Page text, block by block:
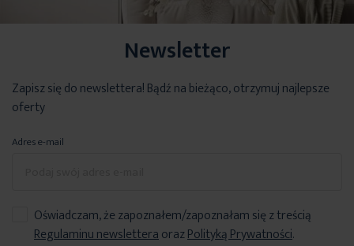
Newsletter
Zapisz się do newslettera! Bądź na bieżąco, otrzymuj najlepsze
oferty
Adres e-mail
Oświadczam, że zapoznałem/zapoznałam się z treścią
Regulaminu newsletteraorazPolityką Prywatności.